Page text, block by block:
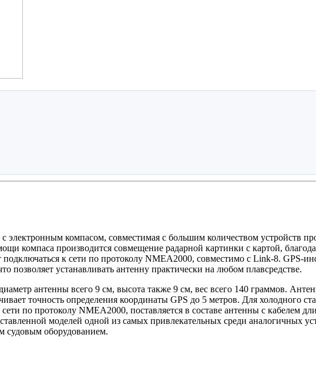
компасом, совместимая с большим количеством устройств
компаса производится совмещение радарной картинки с картой,
к сети по протоколу NMEA2000, совместимо с Link-8. GPS-
позволяет устанавливать антенну практически на любом плавсредстве.
антенны всего 9 см, высота также 9 см, вес всего 140 граммов.
точность определения координаты GPS до 5 метров. Для холодного
по протоколу NMEA2000, поставляется в составе антенны с кабелем
моделей одной из самых привлекательных среди аналогичных
судовым оборудованием.